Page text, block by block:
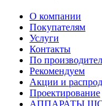
О компании
Покупателям
Услуги
Контакты
По
Рекомендуем
Акции и
Проектирование